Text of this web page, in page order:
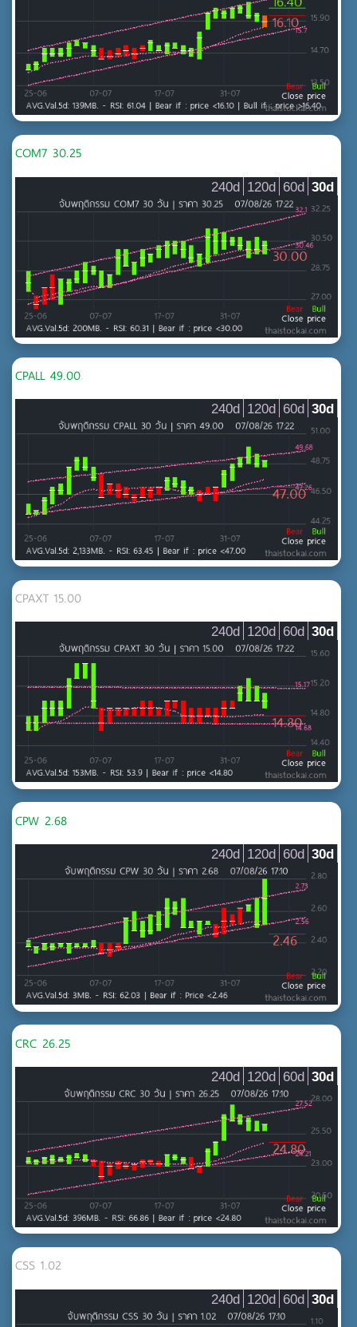
เหล็ก และ ผลิตภัณฑ์โลหะ
สินค้าอุปโภคบริโภค
MAI
ของใช้ส่วนตัวและเวชภัณฑ์
ของใช้ในครัวเรือนและสำนักงาน
อสังหาริมทรัพย์และก่อสร้าง
กองทุนรวมอสังหาริมทรัพย์และกองทรัสต์เพื่อการลงทุนใน
อสังหาริมทรัพย์
บริการรับเหมาก่อสร้าง
พัฒนาอสังหาริมทรัพย์
วัสดุก่อสร้าง
ธุรกิจการเกษตร
อาหารและเครื่องดื่ม
เกษตรและอุตสาหกรรมอาหาร
เทคโนโลยี
MAI
ชิ้นส่วนอิเล็กทรอนิกส์
เทคโนโลยีสารสนเทศและการสื่อสาร
COM7 30.25
30d
60d
120d
240d
CPALL 49.00
30d
60d
120d
240d
CPAXT 15.00
30d
60d
120d
240d
CPW 2.68
30d
60d
120d
240d
CRC 26.25
30d
60d
120d
240d
CSS 1.02
30d
60d
120d
240d